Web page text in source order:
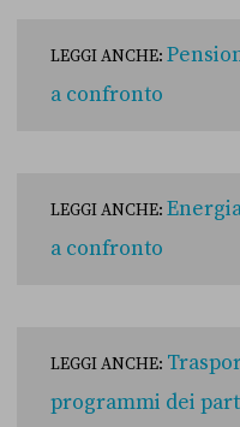
LEGGI ANCHE:
a confronto
LEGGI ANCHE:
a confronto
LEGGI ANCHE:
programmi dei